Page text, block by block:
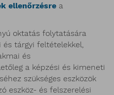
ellenőrzésre a
oktatás folytatására
tárgyi feltételekkel,
és
a képzési és kimeneti
szükséges eszközök
eszköz- és felszerelési